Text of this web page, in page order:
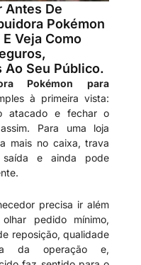
Antes De
Pokémon
Veja Como
Ao Seu Público.
Pokémon para
à primeira vista:
atacado e fechar o
Para uma loja
mais no caixa, trava
e ainda pode
precisa ir além
pedido mínimo,
reposição, qualidade
da operação e,